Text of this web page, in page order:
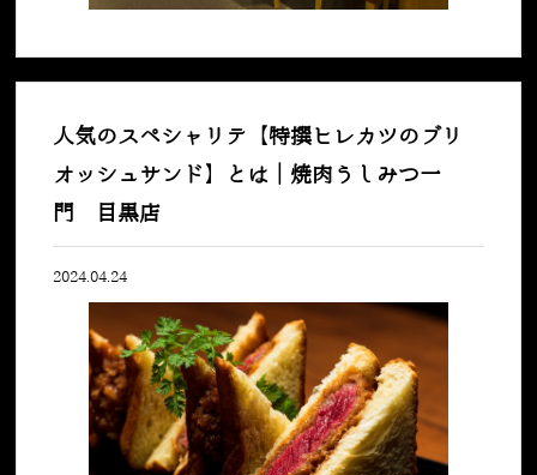
人気のスペシャリテ【特撰ヒレカツのブリ
オッシュサンド】とは｜焼肉うしみつ一
門 目黒店
2024.04.24